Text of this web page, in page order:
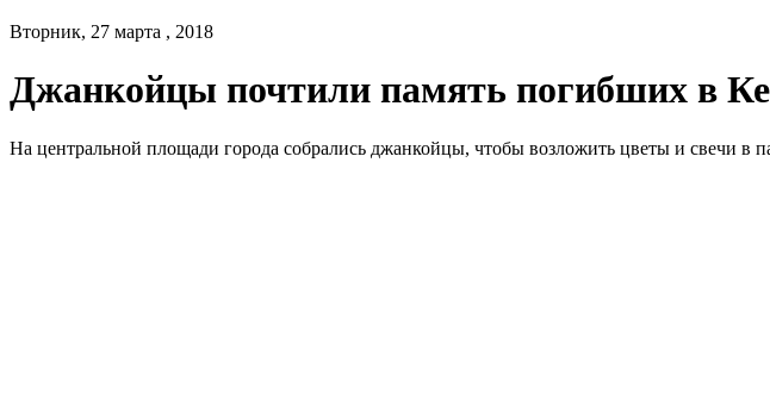
Вторник, 27 марта , 2018
Джанкойцы почтили память погибших в
На центральной площади города собрались джанкойцы, чтобы возложить цветы и свечи в